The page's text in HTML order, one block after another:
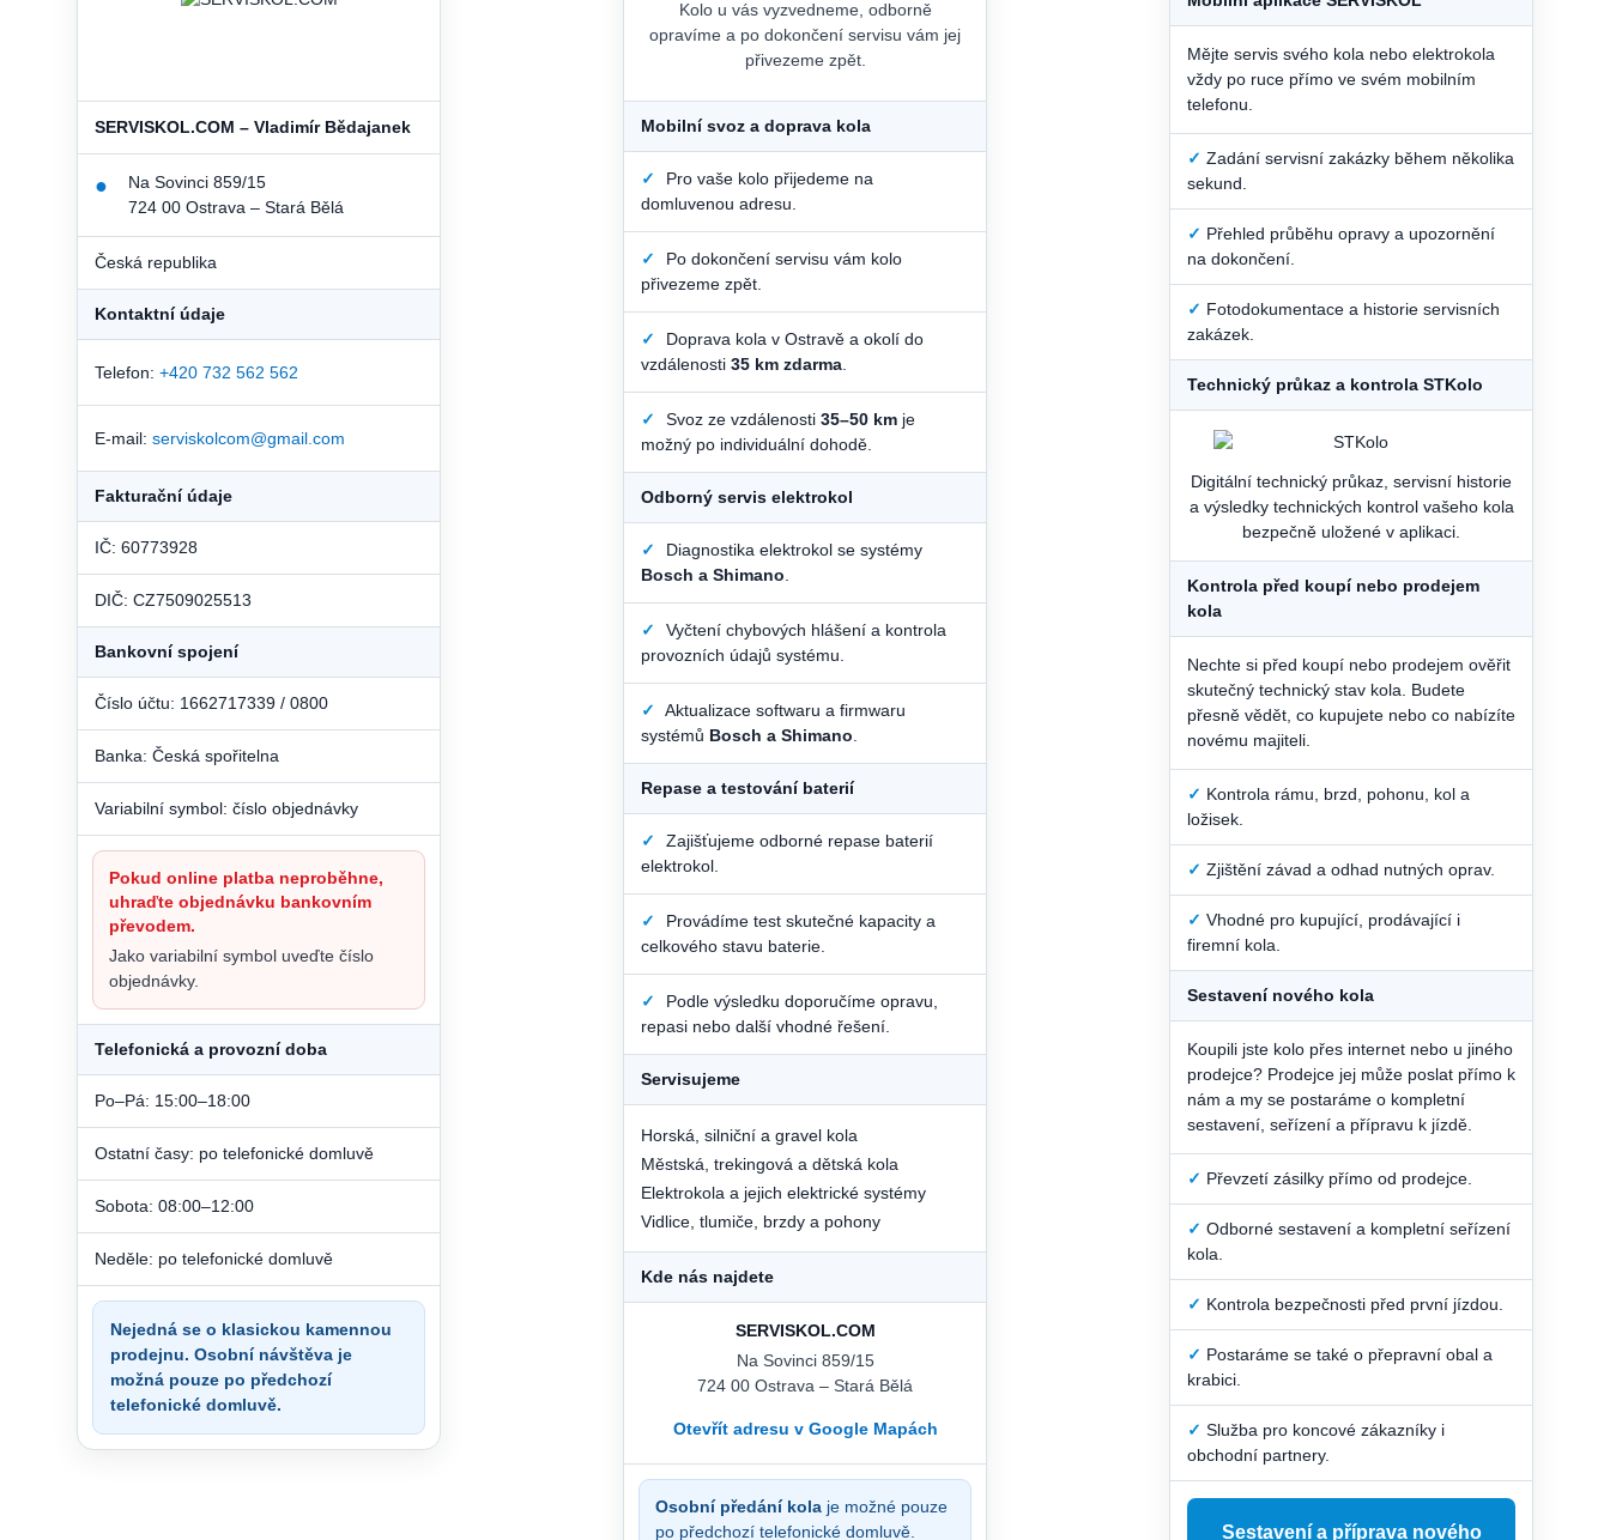
SERVISKOL.COM – Vladimír Bědajanek
●
Na Sovinci 859/15
724 00 Ostrava – Stará Bělá
Česká republika
Kontaktní údaje
Telefon: +420 732 562 562
E-mail: serviskolcom@gmail.com
Fakturační údaje
IČ: 60773928
DIČ: CZ7509025513
Bankovní spojení
Číslo účtu: 1662717339 / 0800
Banka: Česká spořitelna
Variabilní symbol: číslo objednávky
Pokud online platba neproběhne,
uhraďte objednávku bankovním
převodem.
Jako variabilní symbol uveďte číslo
objednávky.
Telefonická a provozní doba
Po–Pá: 15:00–18:00
Ostatní časy: po telefonické domluvě
Sobota: 08:00–12:00
Neděle: po telefonické domluvě
Nejedná se o klasickou kamennou
prodejnu. Osobní návštěva je
možná pouze po předchozí
telefonické domluvě.
Kolo u vás vyzvedneme, odborně
opravíme a po dokončení servisu vám jej
přivezeme zpět.
Mobilní svoz a doprava kola
✓
Pro vaše kolo přijedeme na
domluvenou adresu.
✓
Po dokončení servisu vám kolo
přivezeme zpět.
✓
Doprava kola v Ostravě a okolí do
vzdálenosti 35 km zdarma
✓ Svoz ze vzdálenosti 35–50 km je
možný po individuální dohodě.
Odborný servis elektrokol
✓
Diagnostika elektrokol se systémy
Bosch a Shimano
✓
Vyčtení chybových hlášení a kontrola
provozních údajů systému.
✓
Aktualizace softwaru a firmwaru
systémů Bosch a Shimano
Repase a testování baterií
✓
Zajišťujeme odborné repase baterií
elektrokol.
✓
Provádíme test skutečné kapacity a
celkového stavu baterie.
✓
Podle výsledku doporučíme opravu,
repasi nebo další vhodné řešení.
Servisujeme
Horská, silniční a gravel kola
Městská, trekingová a dětská kola
Elektrokola a jejich elektrické systémy
Vidlice, tlumiče, brzdy a pohony
Kde nás najdete
SERVISKOL.COM
Na Sovinci 859/15
724 00 Ostrava – Stará Bělá
Otevřít adresu v Google Mapách
Osobní předání kola je možné pouze
po předchozí telefonické domluvě.
Mějte servis svého kola nebo elektrokola
vždy po ruce přímo ve svém mobilním
telefonu.
✓ Zadání servisní zakázky během několika
sekund.
✓ Přehled průběhu opravy a upozornění
na dokončení.
✓ Fotodokumentace a historie servisních
zakázek.
Technický průkaz a kontrola STKolo
Digitální technický průkaz, servisní historie
a výsledky technických kontrol vašeho kola
bezpečně uložené v aplikaci.
Kontrola před koupí nebo prodejem
kola
Nechte si před koupí nebo prodejem ověřit
skutečný technický stav kola. Budete
přesně vědět, co kupujete nebo co nabízíte
novému majiteli.
✓ Kontrola rámu, brzd, pohonu, kol a
ložisek.
✓ Zjištění závad a odhad nutných oprav.
✓ Vhodné pro kupující, prodávající i
firemní kola.
Sestavení nového kola
Koupili jste kolo přes internet nebo u jiného
prodejce? Prodejce jej může poslat přímo k
nám a my se postaráme o kompletní
sestavení, seřízení a přípravu k jízdě.
✓ Převzetí zásilky přímo od prodejce.
✓ Odborné sestavení a kompletní seřízení
kola.
✓ Kontrola bezpečnosti před první jízdou.
✓ Postaráme se také o přepravní obal a
krabici.
✓ Služba pro koncové zákazníky i
obchodní partnery.
Sestavení a příprava nového